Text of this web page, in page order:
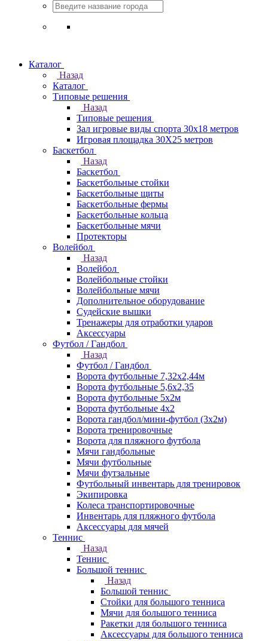
Каталог
Назад
Каталог
Типовые решения
Назад
Типовые решения
Зал игровые виды спорта 30x18 метров
Игровая площадка 30Х25 метров
Баскетбол
Назад
Баскетбол
Баскетбольные стойки
Баскетбольные щиты
Баскетбольные фермы
Баскетбольные кольца
Баскетбольные мячи
Протекторы
Волейбол
Назад
Волейбол
Волейбольные стойки
Волейбольные мячи
Дополнительное оборудование
Судейские вышки
Тренажеры для отработки ударов
Аксессуары
Футбол / Гандбол
Назад
Футбол / Гандбол
Ворота футбольные 7,32х2,44м
Ворота футбольные 5,6х2,35
Ворота футбольные 5х2м
Ворота футбольные 4х2
Ворота гандбол/мини-футбол (3х2м)
Ворота тренировочные
Ворота для пляжного футбола
Мячи гандбольные
Мячи футбольные
Мячи футзальные
Футбольный инвентарь для тренировок
Экипировка
Колеса транспортировочные
Инвентарь для пляжного футбола
Аксессуары для мячей
Теннис
Назад
Теннис
Большой теннис
Назад
Большой теннис
Стойки для большого тенниса
Мячи для большого тенниса
Ракетки для большого тенниса
Аксессуары для большого тенниса